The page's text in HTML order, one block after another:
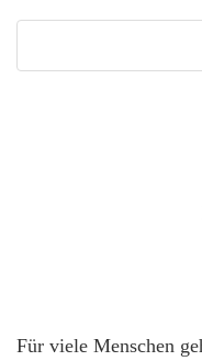
Für viele Menschen